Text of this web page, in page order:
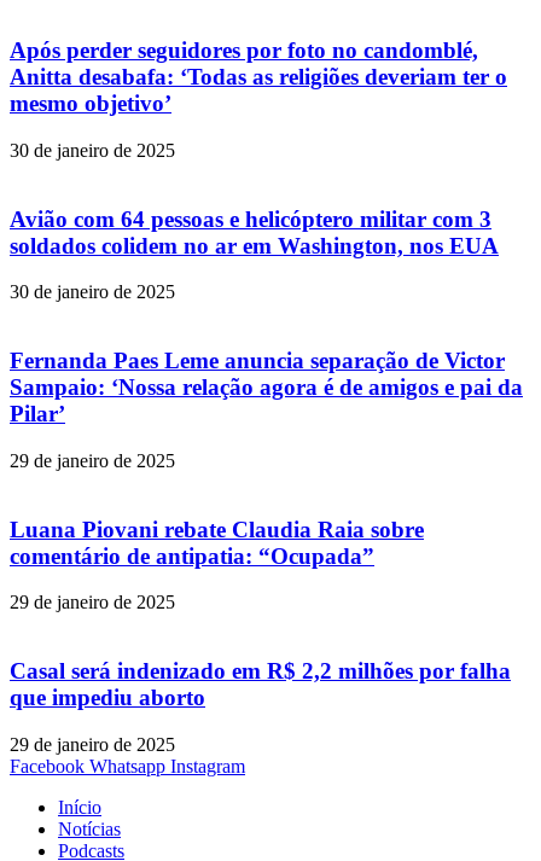
Após perder seguidores por foto no candomblé,
Anitta desabafa: ‘Todas as religiões deveriam ter o
mesmo objetivo’
30 de janeiro de 2025
Avião com 64 pessoas e helicóptero militar com 3
soldados colidem no ar em Washington, nos EUA
30 de janeiro de 2025
Fernanda Paes Leme anuncia separação de Victor
Sampaio: ‘Nossa relação agora é de amigos e pai da
Pilar’
29 de janeiro de 2025
Luana Piovani rebate Claudia Raia sobre
comentário de antipatia: “Ocupada”
29 de janeiro de 2025
Casal será indenizado em R$ 2,2 milhões por falha
que impediu aborto
29 de janeiro de 2025
Facebook Whatsapp Instagram
Início
Notícias
Podcasts